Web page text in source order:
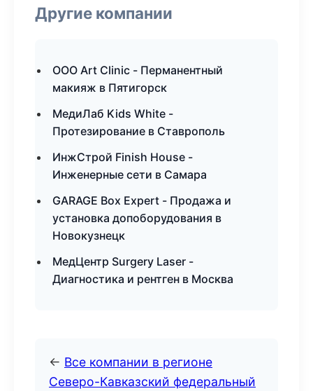
Другие компании
ООО Art Clinic - Перманентный
макияж в Пятигорск
МедиЛаб Kids White -
Протезирование в Ставрополь
ИнжСтрой Finish House -
Инженерные сети в Самара
GARAGE Box Expert - Продажа и
установка допоборудования в
Новокузнецк
МедЦентр Surgery Laser -
Диагностика и рентген в Москва
← Все компании в регионе
Северо-Кавказский федеральный